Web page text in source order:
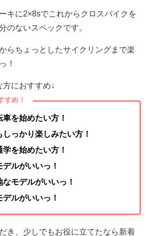
キに2×8sでこれからクロスバイクを
のないスペックです。
らちょっとしたサイクリングまで楽
！
方におすすめ↓
すめ！
を始めたい方！
っかり楽しみたい方！
を始めたい方！
ルがいいっ！
モデルがいいっ！
ルがいいっ！
き、少しでもお役に立てたなら新着